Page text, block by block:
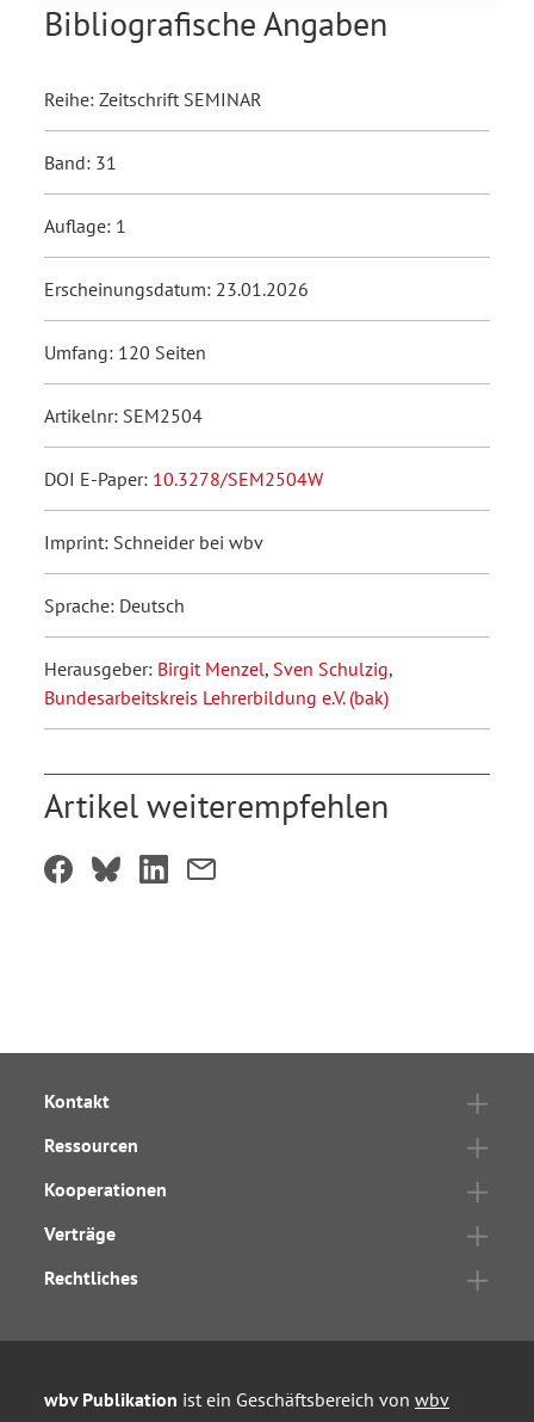
Bibliografische Angaben
Reihe: Zeitschrift SEMINAR
Band: 31
Auflage: 1
Erscheinungsdatum: 23.01.2026
Umfang: 120 Seiten
Artikelnr: SEM2504
DOI E-Paper: 10.3278/SEM2504W
Imprint: Schneider bei wbv
Sprache: Deutsch
Herausgeber: Birgit Menzel, Sven Schulzig,
Bundesarbeitskreis Lehrerbildung e.V. (bak)
Artikel weiterempfehlen
Kontakt
Ressourcen
Kooperationen
Verträge
Rechtliches
wbv Publikation ist ein Geschäftsbereich von wbv